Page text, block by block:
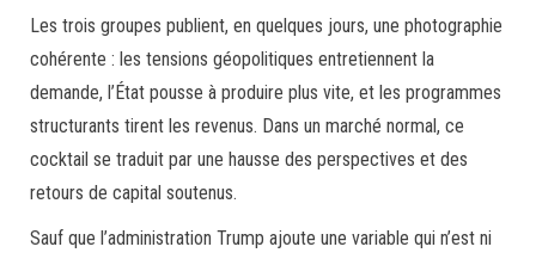
Les trois groupes publient, en quelques jours, une photographie
cohérente : les tensions géopolitiques entretiennent la
demande, l’État pousse à produire plus vite, et les programmes
structurants tirent les revenus. Dans un marché normal, ce
cocktail se traduit par une hausse des perspectives et des
retours de capital soutenus.
Sauf que l’administration Trump ajoute une variable qui n’est ni